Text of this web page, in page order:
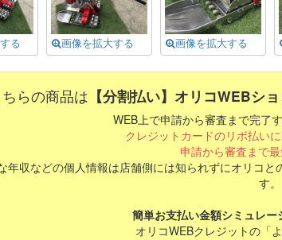
る 画像を拡大する 画像を拡大する
ちらの商品は 【分割払い】オリコWEBシ
WEB上で申請から審査まで完了
クレジットカードのリボ払い
申請から審査まで
年収などの個人情報は店舗側には知られずにオリコ
す。
簡単お支払い金額シミュレ
オリコWEBクレジットの「